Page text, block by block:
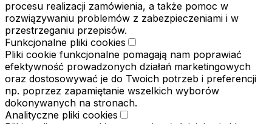
procesu realizacji zamówienia, a także pomoc w
rozwiązywaniu problemów z zabezpieczeniami i w
przestrzeganiu przepisów.
Funkcjonalne pliki cookies
Pliki cookie funkcjonalne pomagają nam poprawiać
efektywność prowadzonych działań marketingowych
oraz dostosowywać je do Twoich potrzeb i preferencji
np. poprzez zapamiętanie wszelkich wyborów
dokonywanych na stronach.
Analityczne pliki cookies